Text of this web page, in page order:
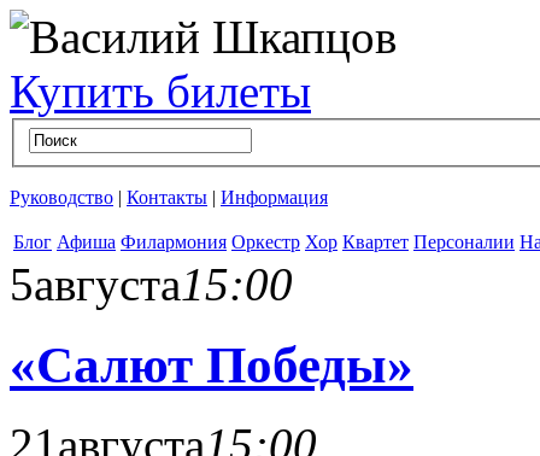
Купить билеты
Руководство | Контакты | Информация
Блог Афиша Филармония Оркестр Хор Квартет Персоналии
5августа15:00
«Салют Победы»
21августа15:00